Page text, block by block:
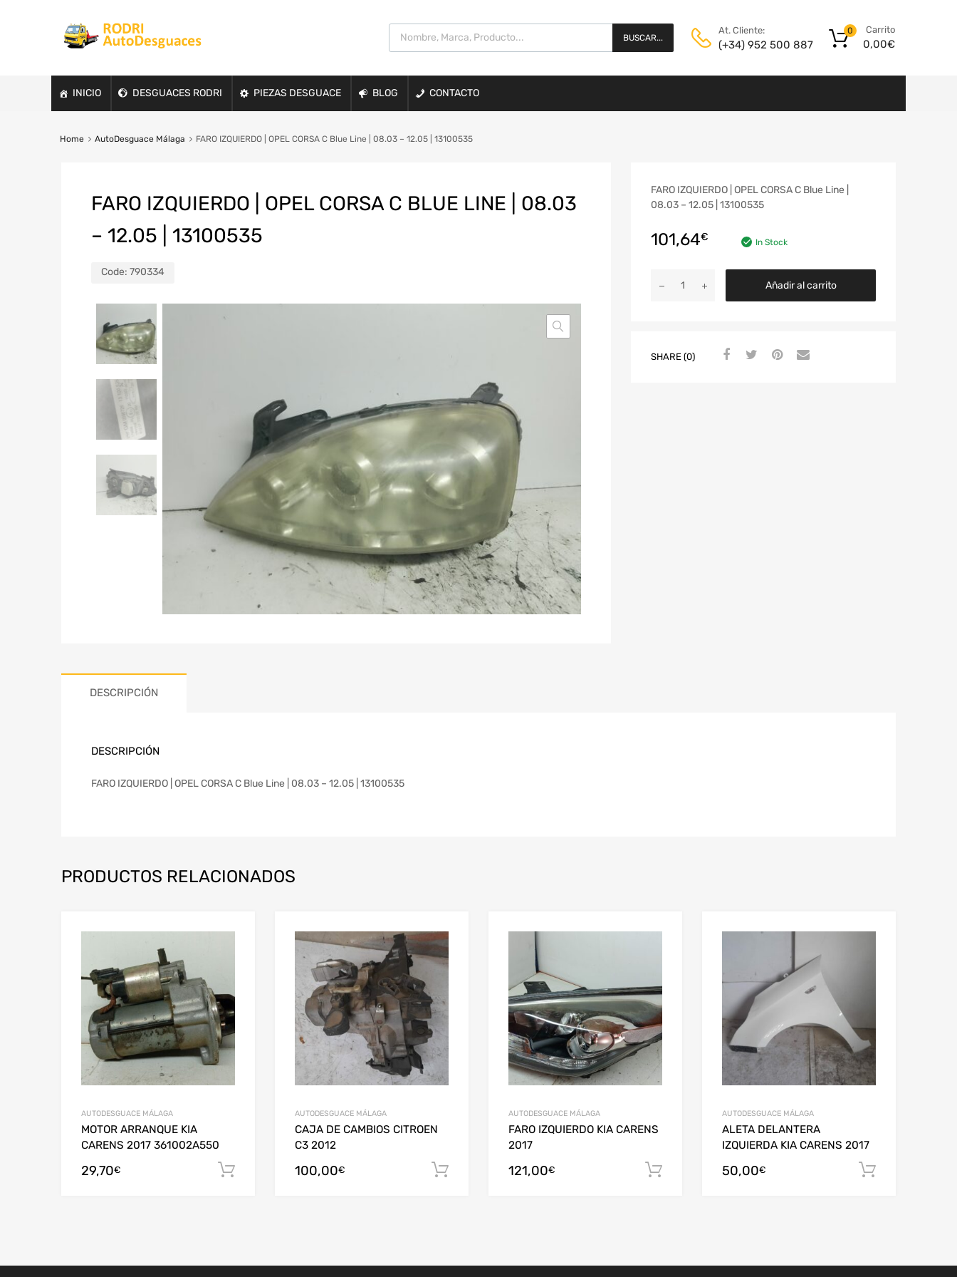
BUSCAR...
At. Cliente:
(+34) 952 500 887
Carrito
0,00€
0
INICIO DESGUACES RODRI PIEZAS DESGUACE BLOG CONTACTO
Home AutoDesguace Málaga FARO IZQUIERDO | OPEL CORSA C Blue Line | 08.03 – 12.05 | 13100535
FARO IZQUIERDO | OPEL CORSA C BLUE LINE | 08.03
– 12.05 | 13100535
Code: 790334
FARO IZQUIERDO | OPEL CORSA C Blue Line |
08.03 – 12.05 | 13100535
101,64€ In Stock
Añadir al carrito
SHARE (0)
DESCRIPCIÓN
DESCRIPCIÓN
FARO IZQUIERDO | OPEL CORSA C Blue Line | 08.03 – 12.05 | 13100535
PRODUCTOS RELACIONADOS
AUTODESGUACE MÁLAGA
MOTOR ARRANQUE KIA
CARENS 2017 361002A550
29,70€ Añadir al carrito
AUTODESGUACE MÁLAGA
CAJA DE CAMBIOS CITROEN
C3 2012
100,00€ Añadir al carrito
AUTODESGUACE MÁLAGA
FARO IZQUIERDO KIA CARENS
2017
121,00€ Añadir al carrito
AUTODESGUACE MÁLAGA
ALETA DELANTERA
IZQUIERDA KIA CARENS 2017
50,00€